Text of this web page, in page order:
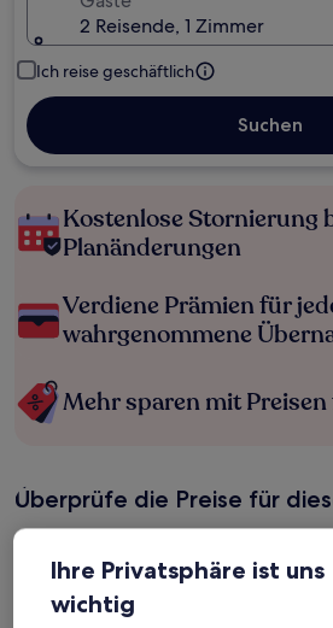
2 Reisende, 1 Zimmer
Ich reise geschäftlich
Suchen
Kostenlose Stornierung
Planänderungen
Verdiene Prämien für
wahrgenommene
Mehr sparen mit
Überprüfe die Preise für
6. Aug. - 7. Aug.
Dieses Wochenende
Ihre Privatsphäre ist uns
wichtig